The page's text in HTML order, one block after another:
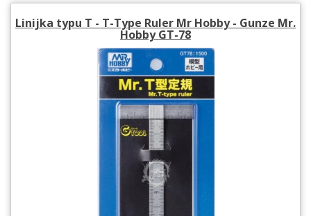
Linijka typu T - T-Type Ruler Mr Hobby - Gunze Mr.
Hobby GT-78